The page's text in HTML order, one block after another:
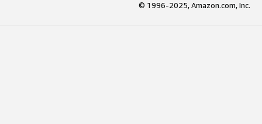
© 1996-2025, Amazon.com, Inc.